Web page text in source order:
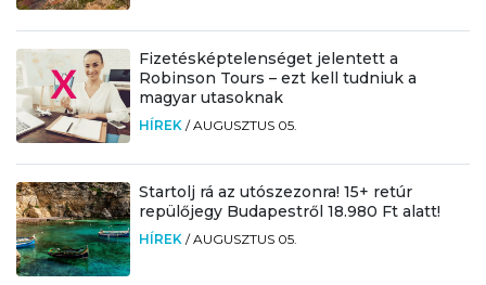
Fizetésképtelenséget jelentett a
Robinson Tours – ezt kell tudniuk a
magyar utasoknak
HÍREK /AUGUSZTUS 05.
Startolj rá az utószezonra! 15+ retúr
repülőjegy Budapestről 18.980 Ft alatt!
HÍREK /AUGUSZTUS 05.